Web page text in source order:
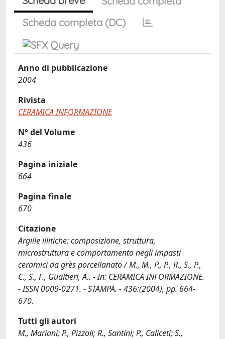
Scheda completa (DC)
Anno di pubblicazione
2004
Rivista
CERAMICA INFORMAZIONE
N° del Volume
436
Pagina iniziale
664
Pagina finale
670
Citazione
Argille illitiche: composizione, struttura,
microstruttura e comportamento negli impasti
ceramici da grès porcellanato / M., M., P., P., R., S., P.,
C., S., F., Gualtieri, A.. - In: CERAMICA INFORMAZIONE.
- ISSN 0009-0271. - STAMPA. - 436:(2004), pp. 664-
670.
Tutti gli autori
M., Mariani; P., Pizzoli; R., Santini; P., Caliceti; S.,